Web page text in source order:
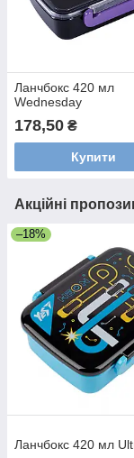
Ланчбокс 420 мл
Wednesday
178,50 ₴
Купити
Акційні
–18%
Ланчбокс 420 мл